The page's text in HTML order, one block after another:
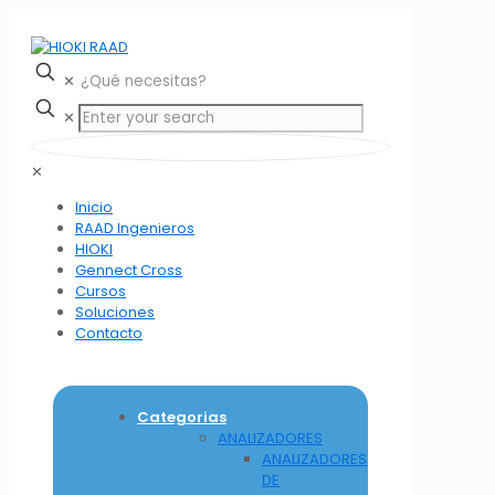
✕
✕
✕
Inicio
RAAD Ingenieros
HIOKI
Gennect Cross
Cursos
Soluciones
Contacto
Categorias
ANALIZADORES
ANALIZADORES
DE